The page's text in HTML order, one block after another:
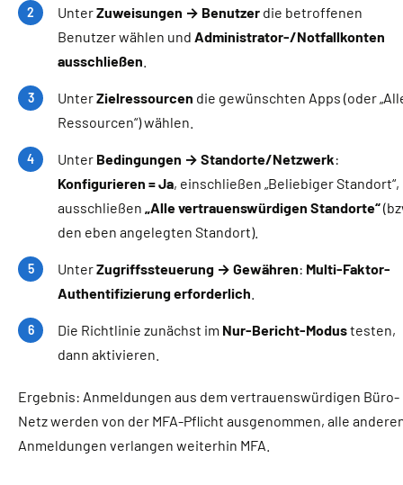
UnterZuweisungen → Benutzer die betroffenen
Benutzer wählen und Administrator-/Notfallkonten
ausschließen
UnterZielressourcen die gewünschten Apps (oder
Ressourcen“) wählen.
Unter Bedingungen → Standorte/Netzwerk:
Konfigurieren = Ja, einschließen „Beliebiger Standort“,
ausschließen „Alle vertrauenswürdigen Standorte“
den eben angelegten Standort).
UnterZugriffssteuerung → Gewähren: Multi-Faktor-
Authentifizierung erforderlich
Die Richtlinie zunächst im Nur-Bericht-Modustesten,
dann aktivieren.
Ergebnis: Anmeldungen aus dem vertrauenswürdigen Büro-
Netz werden von der MFA-Pflicht ausgenommen, alle
Anmeldungen verlangen weiterhin MFA.